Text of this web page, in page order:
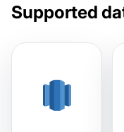
Supported